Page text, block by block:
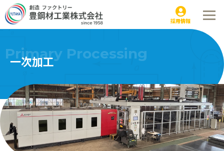
採用情報
一次加工（厚板・薄板の切断・塗装）
Primary Processing
一次加工